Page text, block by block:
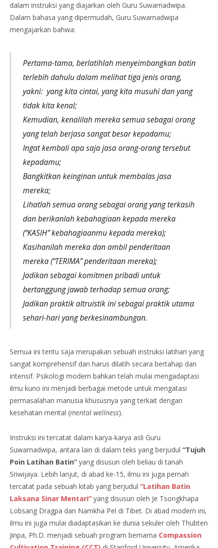
dalam instruksi yang diajarkan oleh Guru Suwarnadwipa.
Dalam bahasa yang dipermudah, Guru Suwarnadwipa
mengajarkan bahwa:
Pertama-tama, berlatihlah menyeimbangkan batin
terlebih dahulu dalam melihat tiga jenis orang,
yakni: yang kita cintai, yang kita musuhi dan yang
tidak kita kenal;
Kemudian, kenalilah mereka semua sebagai orang
yang telah berjasa sangat besar kepadamu;
Ingat kembali apa saja jasa orang-orang tersebut
kepadamu;
Bangkitkan keinginan untuk membalas jasa
mereka;
Lihatlah semua orang sebagai orang yang terkasih
dan berikanlah kebahagiaan kepada mereka
(“KASIH” kebahagiaanmu kepada mereka);
Kasihanilah mereka dan ambil penderitaan
mereka (“TERIMA” penderitaan mereka);
Jadikan sebagai komitmen pribadi untuk
bertanggung jawab terhadap semua orang;
Jadikan praktik altruistik ini sebagai praktik utama
sehari-hari yang berkesinambungan.
Semua ini tentu saja merupakan sebuah instruksi latihan yang
sangat komprehensif dan harus dilatih secara bertahap dan
intensif. Psikologi modern bahkan telah mulai mengadaptasi
ilmu kuno ini menjadi berbagai metode untuk mengatasi
permasalahan manusia khususnya yang terkait dengan
kesehatan mental (mental wellness).
Instruksi ini tercatat dalam karya-karya asli Guru
Suwarnadwipa, antara lain di dalam teks yang berjudul “Tujuh
Poin Latihan Batin” yang disusun oleh beliau di tanah
Sriwijaya. Lebih lanjut, di abad ke-15, ilmu ini juga pernah
tercatat pada sebuah kitab yang berjudul “Latihan Batin
Laksana Sinar Mentari” yang disusun oleh Je Tsongkhapa
Lobsang Dragpa dan Namkha Pel di Tibet. Di abad modern ini,
ilmu ini juga mulai diadaptasikan ke dunia sekuler oleh Thubten
Jinpa, Ph.D. menjadi sebuah program bernama Compassion